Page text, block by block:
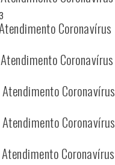
Coronavírus
Coronavírus
Coronavírus
Coronavírus
Coronavírus